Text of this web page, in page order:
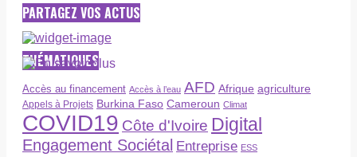
PARTAGEZ VOS ACTUS
THÉMATIQUES
Accès au financement Accès à l’eau AFD Afrique agriculture
Appels à Projets Burkina Faso Cameroun Climat
COVID19 Côte d'Ivoire Digital
Engagement Sociétal Entreprise ESS